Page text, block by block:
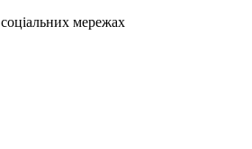
мережах